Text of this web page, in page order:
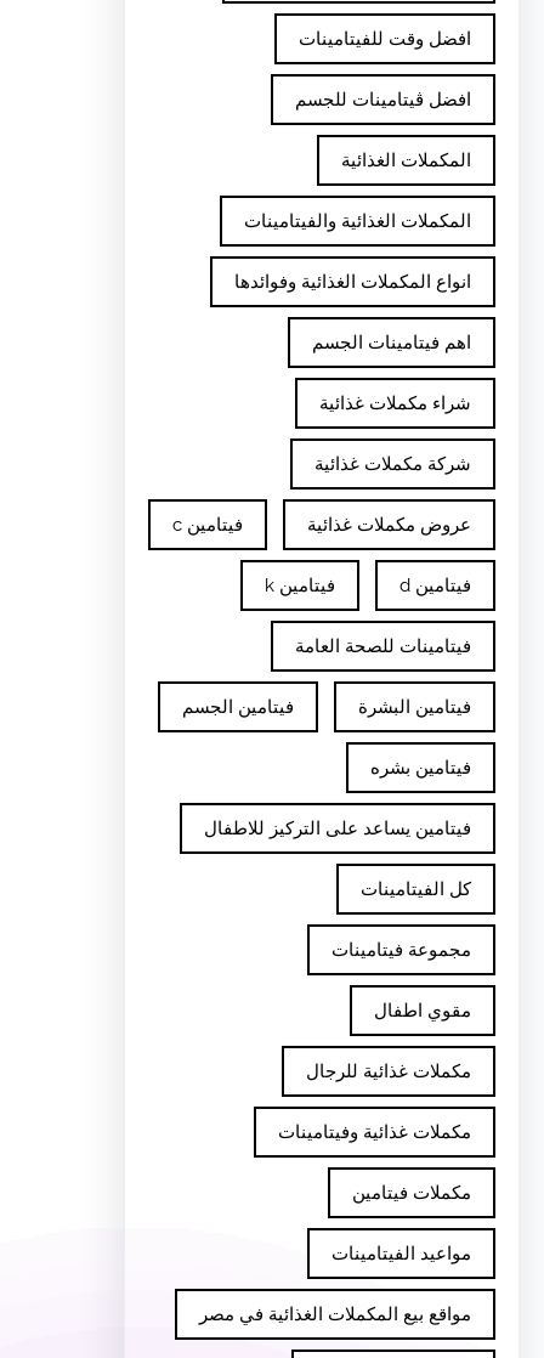
افضل وقت للفيتامينات
افضل ڤيتامينات للجسم
المكملات الغذائية
المكملات الغذائية والفيتامينات
انواع المكملات الغذائية وفوائدها
اهم فيتامينات الجسم
شراء مكملات غذائية
شركة مكملات غذائية
عروض مكملات غذائية فيتامين c
فيتامين d فيتامين k
فيتامينات للصحة العامة
فيتامين البشرة فيتامين الجسم
فيتامين بشره
فيتامين يساعد على التركيز للاطفال
كل الفيتامينات
مجموعة فيتامينات
مقوي اطفال
مكملات غذائية للرجال
مكملات غذائية وفيتامينات
مكملات فيتامين
مواعيد الفيتامينات
مواقع بيع المكملات الغذائية في مصر